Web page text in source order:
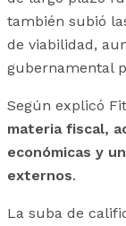
también subió
de viabilidad,
gubernamental
Según explicó
materia fiscal,
económicas y
externos.
La suba de